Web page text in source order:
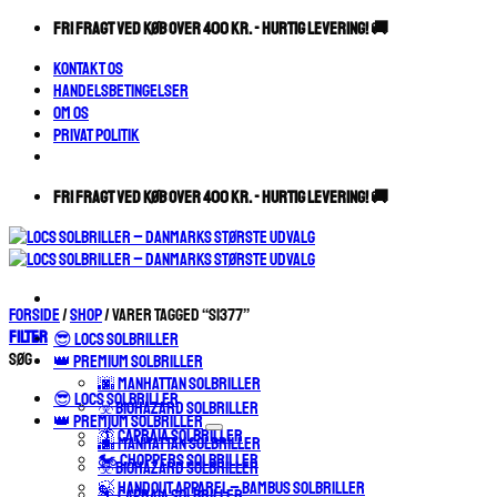
Fortsæt
indhold
FRI FRAGT VED KØB OVER 400 KR. - HURTIG LEVERING! 🚚
Kontakt os
Handelsbetingelser
Om os
Privat Politik
FRI FRAGT VED KØB OVER 400 KR. - HURTIG LEVERING! 🚚
😎 LOCS SOLBRILLER
👑 PREMIUM SOLBRILLER
🌆 MANHATTAN SOLBRILLER
☣️ BIOHAZARD SOLBRILLER
🌴 CAPRAIA SOLBRILLER
🏍️ CHOPPERS SOLBRILLER
🍃 HANDOUT APPAREL – BAMBUS SOLBRILLER
Forside/Shop/Varer tagged “S1377”
Filter
Søg
😎 LOCS SOLBRILLER
👑 PREMIUM SOLBRILLER
🌆 MANHATTAN SOLBRILLER
☣️ BIOHAZARD SOLBRILLER